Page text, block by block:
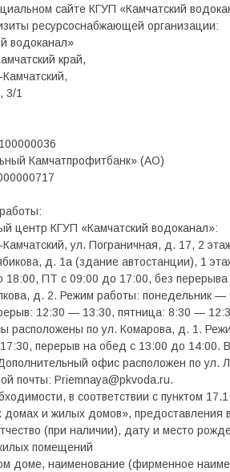
сайте КГУП «Камчатский
ресурсоснабжающей организации:
водоканал»
край,
3/1
Камчатпрофитбанк» (АО)
центр КГУП «Камчатский водоканал»:
Камчатский, ул. Пограничная, д. 17, 2
д. 1а (здание автостанции), 1
ПТ с 09:00 до 17:00, без
д. 2. Режим работы: понедельник —
12:30 — 13:30, пятница: 8:30 —
расположены по ул. Комарова, д. 1.
перерыв на обед с 13:00 до 14:00.
офис расположен по
почты: Priemnaya@pkvoda.ru.
в соответствии с пунктом
домах и жилых домов»,
(при наличии), дату и место
помещений
доме, наименование (фирменное